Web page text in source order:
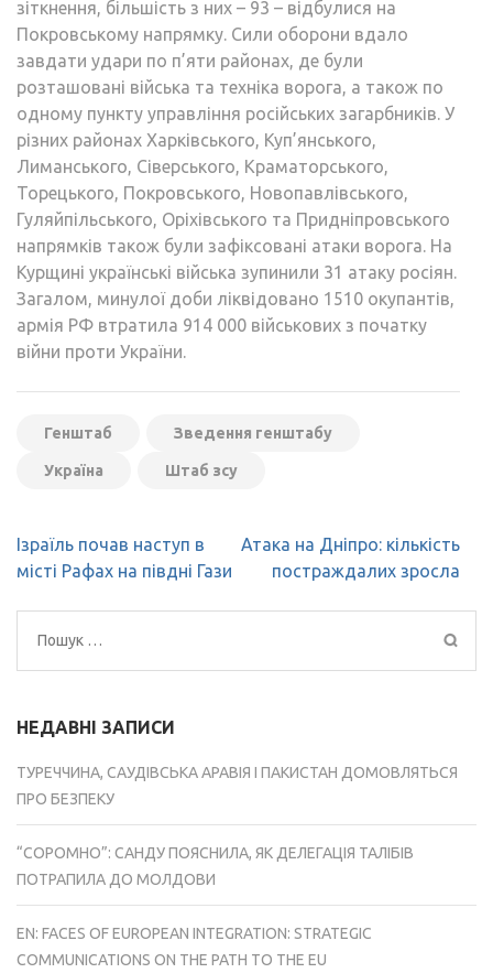
зіткнення, більшість з них – 93 – відбулися на
Покровському напрямку. Сили оборони вдало
завдати удари по п’яти районах, де були
розташовані війська та техніка ворога, а також по
одному пункту управління російських загарбників. У
різних районах Харківського, Куп’янського,
Лиманського, Сіверського, Краматорського,
Торецького, Покровського, Новопавлівського,
Гуляйпільського, Оріхівського та Придніпровського
напрямків також були зафіксовані атаки ворога. На
Курщині українські війська зупинили 31 атаку росіян.
Загалом, минулої доби ліквідовано 1510 окупантів,
армія РФ втратила 914 000 військових з початку
війни проти України.
Генштаб Зведення генштабу
Україна Штаб зсу
Навігація
записів
Ізраїль почав наступ в
місті Рафах на півдні Гази
Атака на Дніпро: кількість
постраждалих зросла
Пошук:
НЕДАВНІ ЗАПИСИ
ТУРЕЧЧИНА, САУДІВСЬКА АРАВІЯ І ПАКИСТАН ДОМОВЛЯТЬСЯ
ПРО БЕЗПЕКУ
“СОРОМНО”: САНДУ ПОЯСНИЛА, ЯК ДЕЛЕГАЦІЯ ТАЛІБІВ
ПОТРАПИЛА ДО МОЛДОВИ
EN: FACES OF EUROPEAN INTEGRATION: STRATEGIC
COMMUNICATIONS ON THE PATH TO THE EU